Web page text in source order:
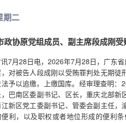
期二
政协原党组成员、副主席段成刚
7月28日电，2026年7月28日，广东
对被告人段成刚以受贿罪判处无期
予以追缴，上缴国库。经审理查明
巴南区委副书记、区长，重庆北部
新区党工委副书记、管委会副主任
利，以及职权或者地位形成的便利